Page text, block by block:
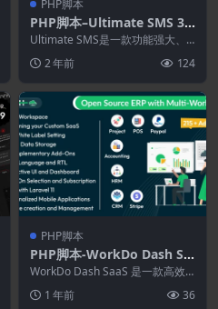
PHP脚本
PHP脚本–Ultimate SMS 3.
9.0-营销短信群发应用
Ultimate SMS是一款功能强大、
用程序。它...
2 年前 124
PHP脚本
PHP脚本-WorkDo Dash Sa
aS 6.2–具有多工作空间的开
源 ERP
WorkDo Dash SaaS 是一款高效
它包含...
1 年前 36